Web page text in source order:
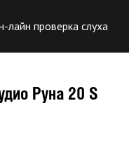
лайн проверка слуха
Руна 20 S